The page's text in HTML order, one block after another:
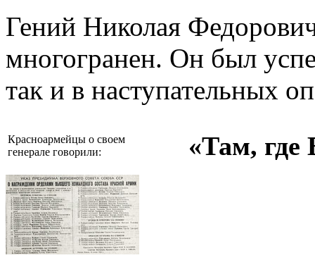
Гений Николая
многогранен. Он был
так и в наступательных
Красноармейцы о своем
генерале говорили:
«Там, где